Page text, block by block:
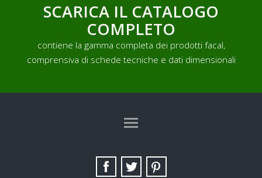
SCARICA IL CATALOGO
COMPLETO
contiene la gamma completa dei prodotti facal,
comprensiva di schede tecniche e dati dimensionali
SITE MAP